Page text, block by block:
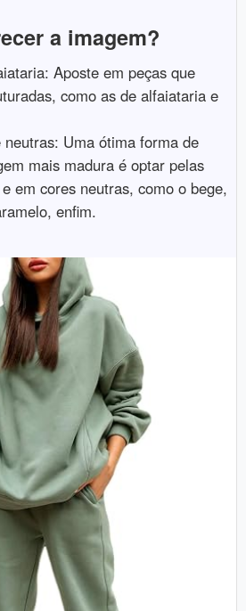
a imagem?
Aposte em peças que
como as de alfaiataria e
neutras: Uma ótima forma de
mais madura é optar pelas
em cores neutras, como o bege,
enfim.